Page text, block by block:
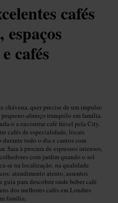
cafés
cafés
chávena, quer precise de um impulso
almoço tranquilo em família.
o a encontrar café fiável pela City,
cafés de especialidade, locais
todo o dia e cantos com
Saia à procura de espressos intensos,
com jardim quando o sol
se na localização, na qualidade
atendimento atento, assentos
guia para descobrir onde beber café
dos melhores cafés em Londres
família.